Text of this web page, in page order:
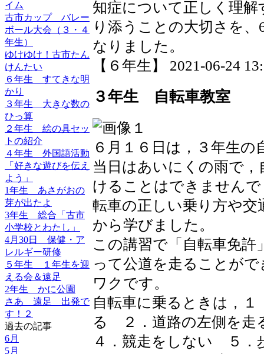
イム
古市カップ バレー
ボール大会（３・４
年生）
ゆけゆけ！古市たん
けんたい
６年生 すてきな明
かり
３年生 大きな数の
ひっ算
２年生 絵の具セッ
トの紹介
４年生 外国語活動
「好きな遊びを伝え
よう」
1年生 あさがおの
芽が出たよ
3年生 総合「古市
小学校とわたし」
4月30日 保健・ア
レルギー研修
５年生 １年生を迎
える会＆遠足
2年生 かに公園
さあ 遠足 出発で
す！２
過去の記事
6月
5月
知症について正しく理
り添うことの大切さを
なりました。
【６年生】 2021-06-24
３年生 自転車教室
６月１６日は，３年生
当日はあいにくの雨で
けることはできません
転車の正しい乗り方や
から学びました。
この講習で「自転車免
って公道を走ることが
ワクです。
自転車に乗るときは，
る ２．道路の左側を
４．競走をしない ５